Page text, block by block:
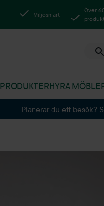
Miljösmart
Över
PRODUKTERHYRA
Planerar du ett besök?